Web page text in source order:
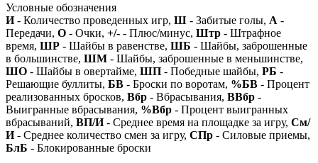
Условные обозначения
И- Количество проведенных игр, Ш - Забитые голы, А -
Передачи, О - Очки, +/- - Плюс/минус, Штр - Штрафное
время, ШР - Шайбы в равенстве, ШБ - Шайбы, заброшенные
в большинстве, ШМ - Шайбы, заброшенные в меньшинстве,
ШО - Шайбы в овертайме, ШП - Победные шайбы, РБ -
Решающие буллиты, БВ - Броски по воротам, %БВ - Процент
реализованных бросков, Вбр - Вбрасывания, ВВбр -
Выигранные вбрасывания, %Вбр - Процент выигранных
вбрасываний, ВП/И- Среднее время на площадке за игру, См/
И- Среднее количество смен за игру, СПр - Силовые приемы,
БлБ - Блокированные броски